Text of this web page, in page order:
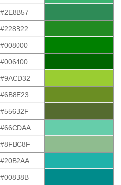
#2E8B57
#228B22
#008000
#006400
#9ACD32
#6B8E23
#556B2F
#66CDAA
#8FBC8F
#20B2AA
#008B8B